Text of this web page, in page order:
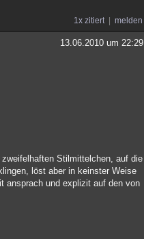
1x zitiert melden
13.06.2010 um 22:29
Stilmittelchen, auf die
löst aber in keinster Weise
ansprach und explizit auf den von